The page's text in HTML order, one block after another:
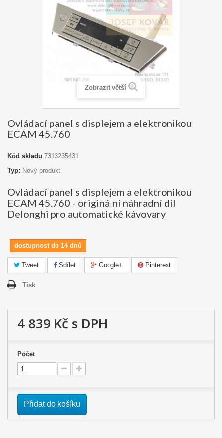
Zobrazit větší
Ovládací panel s displejem a elektronikou
ECAM 45.760
Kód skladu 7313235431
Typ: Nový produkt
Ovládací panel s displejem a elektronikou
ECAM 45.760 - originální náhradní díl
Delonghi pro automatické kávovary
dostupnost do 14 dnů
Tweet Sdílet Google+ Pinterest
Tisk
4 839 Kč s DPH
Počet
Přidat do košíku